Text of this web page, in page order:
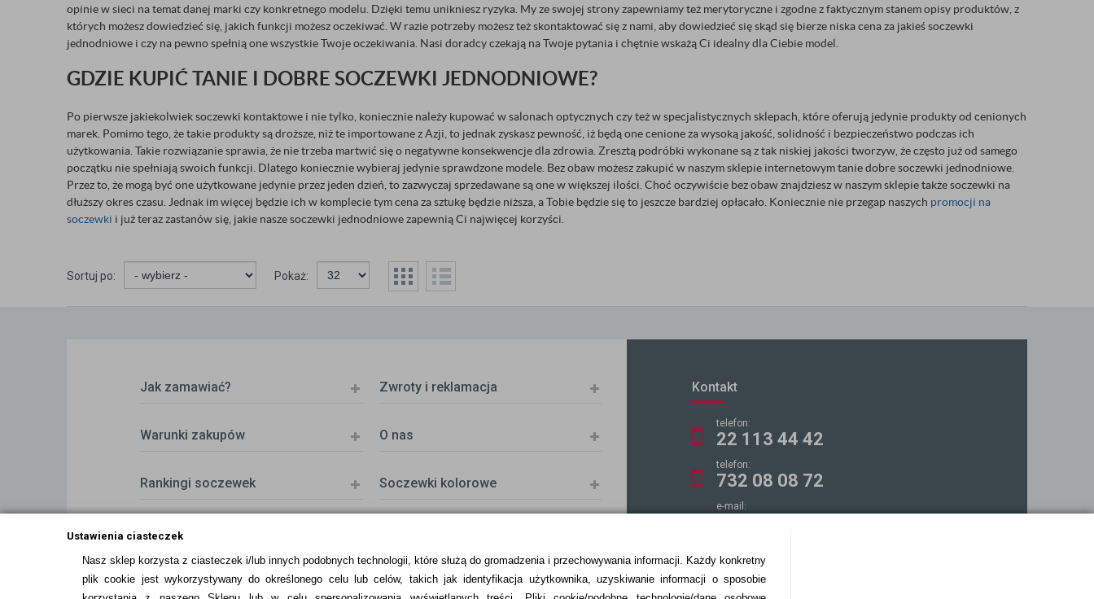
Ustawienia ciasteczek
Nasz sklep korzysta z ciasteczek i/lub innych podobnych technologii, które służą do gromadzenia i przechowywania informacji. Każdy konkretny
plik cookie jest wykorzystywany do określonego celu lub celów, takich jak identyfikacja użytkownika, uzyskiwanie informacji o sposobie
opinie w sieci na temat danej marki czy konkretnego modelu. Dzięki temu unikniesz ryzyka. My ze swojej strony zapewniamy też merytoryczne i zgodne z faktycznym stanem opisy produktów, z
których możesz dowiedzieć się, jakich funkcji możesz oczekiwać. W razie potrzeby możesz też skontaktować się z nami, aby dowiedzieć się skąd się bierze niska cena za jakieś soczewki
jednodniowe i czy na pewno spełnią one wszystkie Twoje oczekiwania. Nasi doradcy czekają na Twoje pytania i chętnie wskażą Ci idealny dla Ciebie model.
GDZIE KUPIĆ TANIE I DOBRE SOCZEWKI JEDNODNIOWE?
Po pierwsze jakiekolwiek soczewki kontaktowe i nie tylko, koniecznie należy kupować w salonach optycznych czy też w specjalistycznych sklepach, które oferują jedynie produkty od cenionych
marek. Pomimo tego, że takie produkty są droższe, niż te importowane z Azji, to jednak zyskasz pewność, iż będą one cenione za wysoką jakość, solidność i bezpieczeństwo podczas ich
użytkowania. Takie rozwiązanie sprawia, że nie trzeba martwić się o negatywne konsekwencje dla zdrowia. Zresztą podróbki wykonane są z tak niskiej jakości tworzyw, że często już od samego
początku nie spełniają swoich funkcji. Dlatego koniecznie wybieraj jedynie sprawdzone modele. Bez obaw możesz zakupić w naszym sklepie internetowym tanie dobre soczewki jednodniowe.
Przez to, że mogą być one użytkowane jedynie przez jeden dzień, to zazwyczaj sprzedawane są one w większej ilości. Choć oczywiście bez obaw znajdziesz w naszym sklepie także soczewki na
dłuższy okres czasu. Jednak im więcej będzie ich w komplecie tym cena za sztukę będzie niższa, a Tobie będzie się to jeszcze bardziej opłacało. Koniecznie nie przegap naszych promocji na
soczewki i już teraz zastanów się, jakie nasze soczewki jednodniowe zapewnią Ci najwięcej korzyści.
Sortuj po: Pokaż:
Jak zamawiać? Zwroty i reklamacja
Warunki zakupów O nas
Rankingi soczewek Soczewki kolorowe
Zwrot (odstąpienie od umowy)
ZMIEŃ USTAWIENIA ZGODY NA CIASTECZKA
Kontakt
telefon:
22 113 44 42
telefon:
732 08 08 72
e-mail: